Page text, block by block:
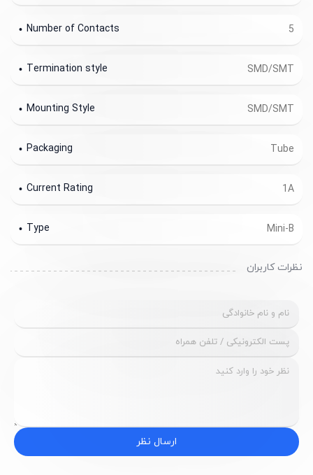
5
Number of Contacts
SMD/SMT
Termination style
SMD/SMT
Mounting Style
Tube
Packaging
1A
Current Rating
Mini-B
Type
نظرات کاربران
ارسال نظر